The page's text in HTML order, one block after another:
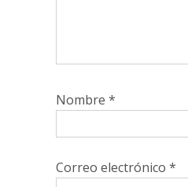
Nombre *
Correo electrónico *